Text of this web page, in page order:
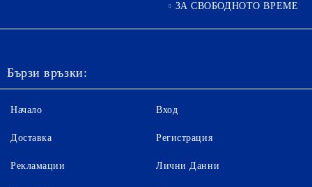
ЗА СВОБОДНОТО ВРЕМЕ
Бързи връзки:
Начало
Доставка
Рекламации
Вход
Регистрация
Лични Данни